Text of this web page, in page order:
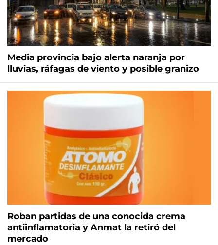
Media provincia bajo alerta naranja por
lluvias, ráfagas de viento y posible granizo
Roban partidas de una conocida crema
antiinflamatoria y Anmat la retiró del
mercado